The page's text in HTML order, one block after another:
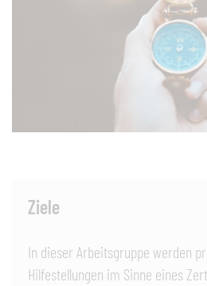
Ziele
In dieser Arbeitsgruppe werden
Hilfestellungen im Sinne eines